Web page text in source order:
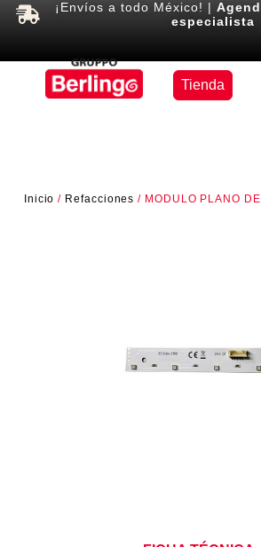
¡Envíos a todo México! |
especialista
Tienda
Inicio / Refacciones / MODULO PLANO